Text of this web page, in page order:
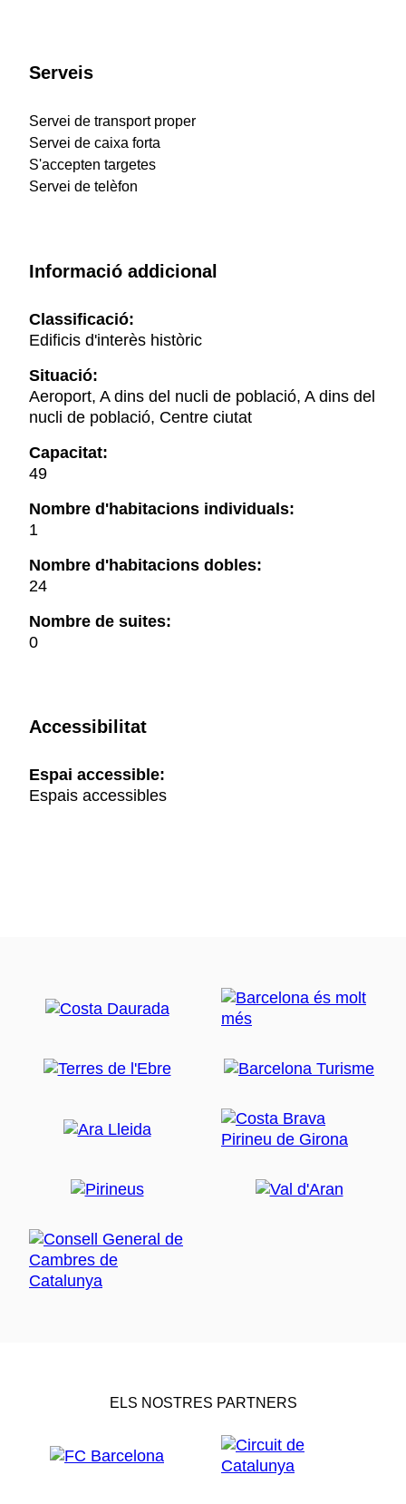
Serveis
Servei de transport proper
Servei de caixa forta
S'accepten targetes
Servei de telèfon
Informació addicional
Classificació:
Edificis d'interès històric
Situació:
Aeroport, A dins del nucli de població, A dins del
nucli de població, Centre ciutat
Capacitat:
49
Nombre d'habitacions individuals:
1
Nombre d'habitacions dobles:
24
Nombre de suites:
0
Accessibilitat
Espai accessible:
Espais accessibles
ELS NOSTRES PARTNERS